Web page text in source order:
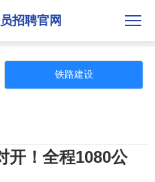
招聘官网
铁路建设
开！全程1080公